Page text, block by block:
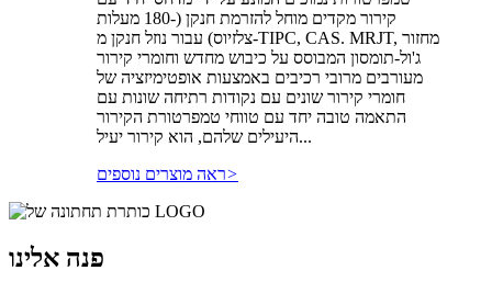
קירור מקדים מוחל להזרמת חנקן (-180 מעלות
צלזיוס) עבור נוזל חנקן מ-TIPC, CAS. MRJT, מחזור
ג'ול-תומסון המבוסס על כיבוש מחדש וחומרי קירור
מעורבים מרובי רכיבים באמצעות אופטימיזציה של
חומרי קירור שונים עם נקודות רתיחה שונות עם
התאמה טובה יחד עם טווחי טמפרטורת הקירור
היעילים שלהם, הוא קירור יעיל...
ראה מוצרים נוספים>
פנה אלינו